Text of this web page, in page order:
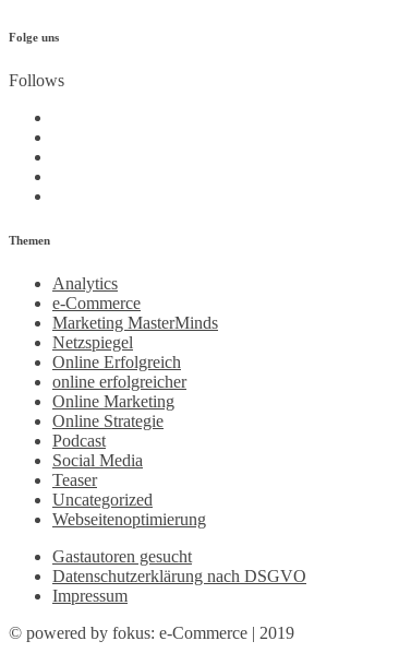
Folge uns
Follows
Themen
Analytics
e-Commerce
Marketing MasterMinds
Netzspiegel
Online Erfolgreich
online erfolgreicher
Online Marketing
Online Strategie
Podcast
Social Media
Teaser
Uncategorized
Webseitenoptimierung
Gastautoren gesucht
Datenschutzerklärung nach DSGVO
Impressum
© powered by fokus: e-Commerce | 2019